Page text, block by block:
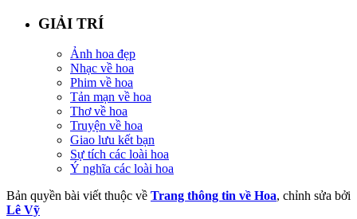
GIẢI TRÍ
Ảnh hoa đẹp
Nhạc về hoa
Phim về hoa
Tản mạn về hoa
Thơ về hoa
Truyện về hoa
Giao lưu kết bạn
Sự tích các loài hoa
Ý nghĩa các loài hoa
Bản quyền bài viết thuộc về Trang thông tin về Hoa, chỉnh sửa bởi
Lê Vỹ